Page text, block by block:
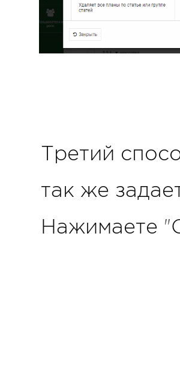
Третий
так же
Нажимаете